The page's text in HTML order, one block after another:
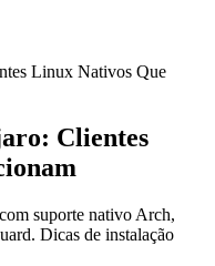
Linux Nativos Que
Clientes
suporte nativo Arch,
Dicas de instalação